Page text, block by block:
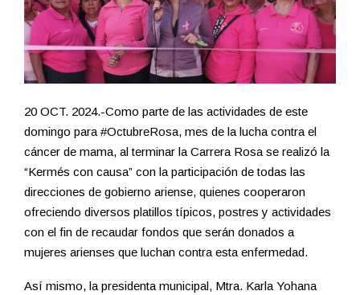
20 OCT. 2024.-Como parte de las actividades de este
domingo para #OctubreRosa, mes de la lucha contra el
cáncer de mama, al terminar la Carrera Rosa se realizó la
“Kermés con causa” con la participación de todas las
direcciones de gobierno ariense, quienes cooperaron
ofreciendo diversos platillos típicos, postres y actividades
con el fin de recaudar fondos que serán donados a
mujeres arienses que luchan contra esta enfermedad.
Así mismo, la presidenta municipal, Mtra. Karla Yohana